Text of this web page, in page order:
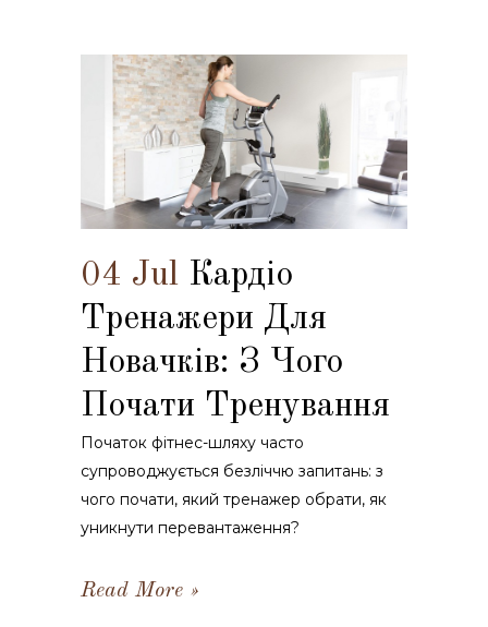
04 Jul Кардіо
Тренажери Для
Новачків: З Чого
Почати Тренування
Початок фітнес-шляху часто
супроводжується безліччю запитань: з
чого почати, який тренажер обрати, як
уникнути перевантаження?
Read More